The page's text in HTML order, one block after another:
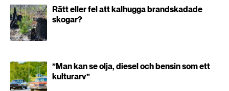
Rätt eller fel att kalhugga brandskadade
skogar?
”Man kan se olja, diesel och bensin som ett
kulturarv”